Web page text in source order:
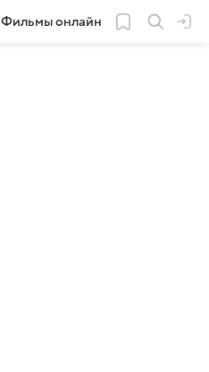
Фильмы онлайн